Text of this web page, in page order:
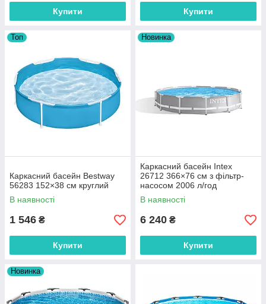
Купити Купити
Топ
Каркасний басейн Bestway
56283 152×38 см круглий
В наявності
1 546 ₴
Купити
Новинка
Каркасний басейн Intex
26712 366×76 см з фільтр-
насосом 2006 л/год
В наявності
6 240 ₴
Купити
Новинка